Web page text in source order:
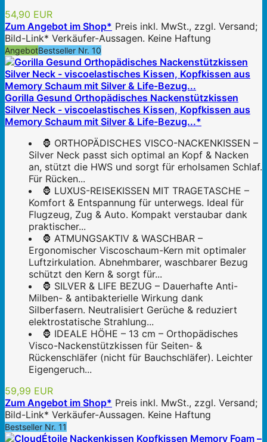
54,90 EUR
Zum Angebot im Shop* Preis inkl. MwSt., zzgl. Versand;
Bild-Link* Verkäufer-Aussagen. Keine Haftung
AngebotBestseller Nr. 10
Gorilla Gesund Orthopädisches Nackenstützkissen
Silver Neck - viscoelastisches Kissen, Kopfkissen aus
Memory Schaum mit Silver & Life-Bezug...*
🦍 ORTHOPÄDISCHES VISCO-NACKENKISSEN –
Silver Neck passt sich optimal an Kopf & Nacken
an, stützt die HWS und sorgt für erholsamen Schlaf.
Für Rücken...
🦍 LUXUS-REISEKISSEN MIT TRAGETASCHE –
Komfort & Entspannung für unterwegs. Ideal für
Flugzeug, Zug & Auto. Kompakt verstaubar dank
praktischer...
🦍 ATMUNGSAKTIV & WASCHBAR –
Ergonomischer Viscoschaum-Kern mit optimaler
Luftzirkulation. Abnehmbarer, waschbarer Bezug
schützt den Kern & sorgt für...
🦍 SILVER & LIFE BEZUG – Dauerhafte Anti-
Milben- & antibakterielle Wirkung dank
Silberfasern. Neutralisiert Gerüche & reduziert
elektrostatische Strahlung...
🦍 IDEALE HÖHE – 13 cm – Orthopädisches
Visco-Nackenstützkissen für Seiten- &
Rückenschläfer (nicht für Bauchschläfer). Leichter
Eigengeruch...
59,99 EUR
Zum Angebot im Shop* Preis inkl. MwSt., zzgl. Versand;
Bild-Link* Verkäufer-Aussagen. Keine Haftung
Bestseller Nr. 11